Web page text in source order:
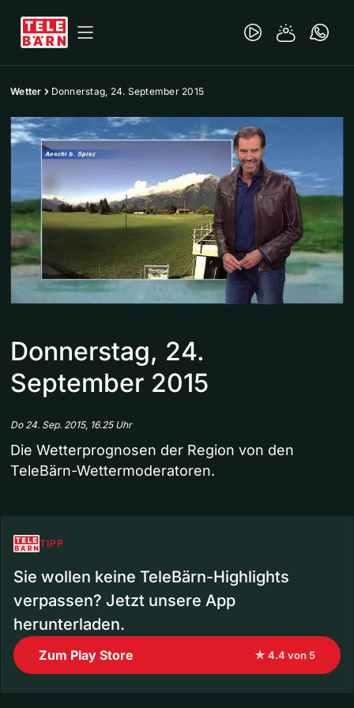
Wetter Donnerstag, 24. September 2015
Donnerstag, 24.
September 2015
Do 24. Sep. 2015, 16.25 Uhr
Die Wetterprognosen der Region von den
TeleBärn-Wettermoderatoren.
TIPP
Sie wollen keine TeleBärn-Highlights
verpassen? Jetzt unsere App
herunterladen.
Zum Play Store ★ 4.4 von 5